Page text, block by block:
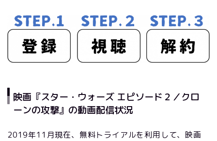
映画『スター・ウォーズ エピソード２／クロ
ーンの攻撃』の動画配信状況
2019年11月現在、無料トライアルを利用して、映画